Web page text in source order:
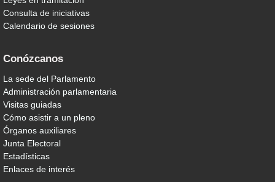
Consulta de iniciativas
Calendario de sesiones
Conózcanos
La sede del Parlamento
Administración parlamentaria
Visitas guiadas
Cómo asistir a un pleno
Órganos auxiliares
Junta Electoral
Estadísticas
Enlaces de interés